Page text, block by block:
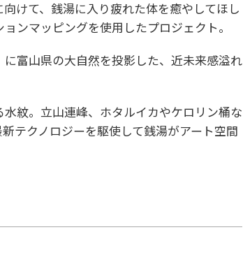
けて、銭湯に入り疲れた体を癒やしてほし
ンマッピングを使用したプロジェクト。
富山県の大自然を投影した、近未来感溢れ
紋。立山連峰、ホタルイカやケロリン桶な
テクノロジーを駆使して銭湯がアート空間